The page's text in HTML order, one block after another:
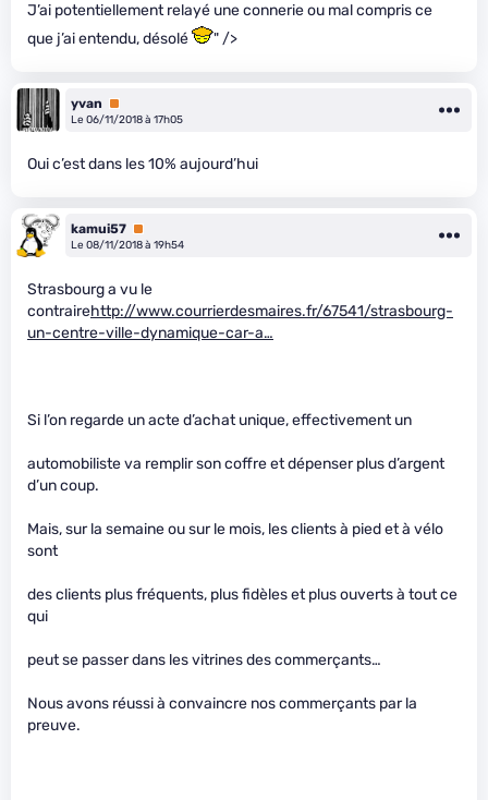
J’ai potentiellement relayé une connerie ou mal compris ce
que j’ai entendu, désolé
" />
yvan
Premium
Le 06/11/2018 à 17h05
Oui c’est dans les 10% aujourd’hui
kamui57 Premium
Le 08/11/2018 à 19h54
Strasbourg a vu le
contrairehttp://www.courrierdesmaires.fr/67541/strasbourg-
un-centre-ville-dynamique-car-a…
Si l’on regarde un acte d’achat unique, effectivement un
automobiliste va remplir son coffre et dépenser plus d’argent
d’un coup.
Mais, sur la semaine ou sur le mois, les clients à pied et à vélo
sont
des clients plus fréquents, plus fidèles et plus ouverts à tout ce
qui
peut se passer dans les vitrines des commerçants…
Nous avons réussi à convaincre nos commerçants par la
preuve.